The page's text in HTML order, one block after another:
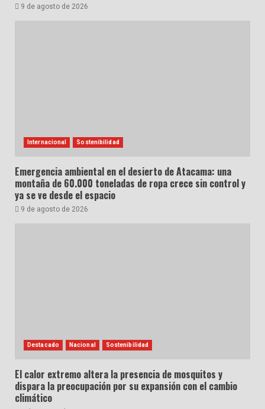
9 de agosto de 2026
Internacional Sostenibilidad
Emergencia ambiental en el desierto de Atacama: una
montaña de 60.000 toneladas de ropa crece sin control y
ya se ve desde el espacio
9 de agosto de 2026
Destacado Nacional Sostenibilidad
El calor extremo altera la presencia de mosquitos y
dispara la preocupación por su expansión con el cambio
climático